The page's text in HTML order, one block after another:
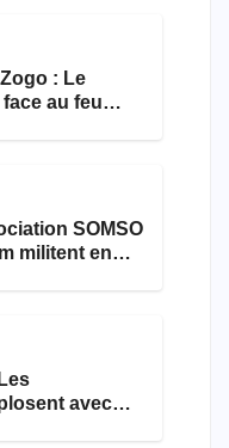
: Le
au feu
SOMSO
militent en
avec